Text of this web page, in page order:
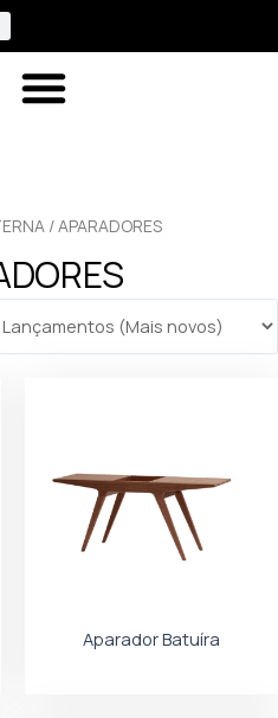
/ APARADORES
Aparador Batuíra